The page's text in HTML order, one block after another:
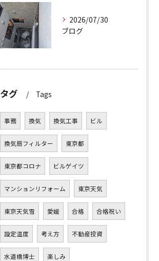
2026/07/30
ブログ
タグ Tags
事務 換気 換気工事 ビル
換気扇フィルター 東京都
東京都コロナ ビルゲイツ
マンションリフォーム 東京天気
東京天気雪 愛媛 合格 合格祝い
設定温度 考え方 不動産投資
水道橋博士 楽しみ